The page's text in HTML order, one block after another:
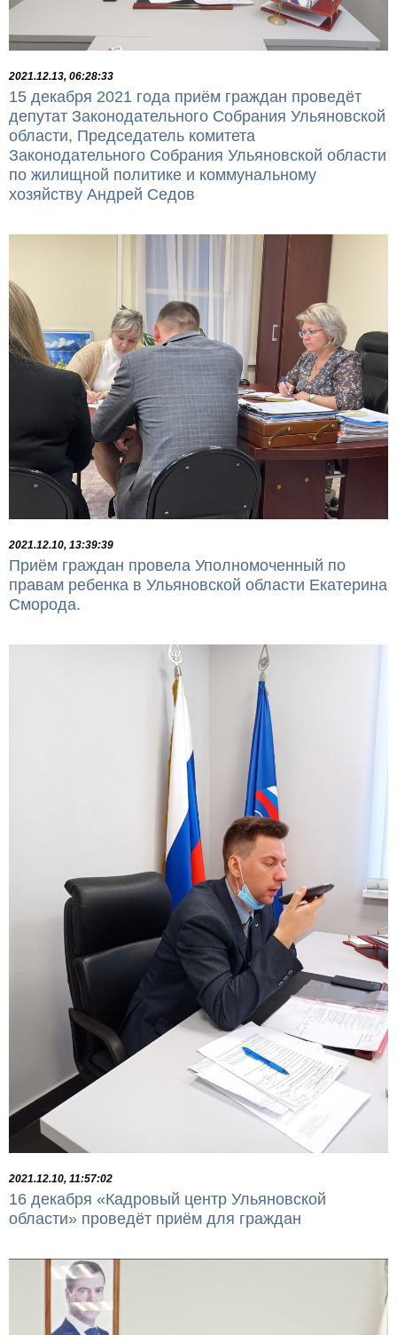
2021.12.13, 06:28:33
15 декабря 2021 года приём граждан проведёт
депутат Законодательного Собрания Ульяновской
области, Председатель комитета
Законодательного Собрания Ульяновской области
по жилищной политике и коммунальному
хозяйству Андрей Седов
2021.12.10, 13:39:39
Приём граждан провела Уполномоченный по
правам ребенка в Ульяновской области Екатерина
Сморода.
2021.12.10, 11:57:02
16 декабря «Кадровый центр Ульяновской
области» проведёт приём для граждан